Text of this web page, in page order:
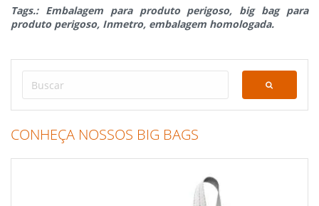
Tags.: Embalagem para produto perigoso, big bag para
produto perigoso, Inmetro, embalagem homologada.
CONHEÇA NOSSOS BIG BAGS